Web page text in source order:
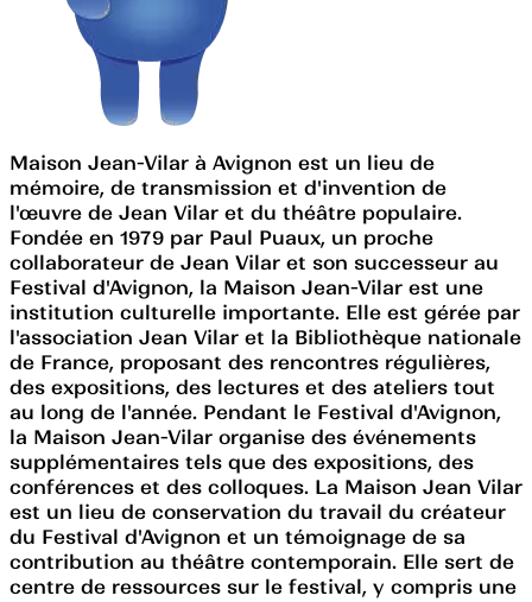
Maison Jean-Vilar à Avignon est un lieu de
mémoire, de transmission et d'invention de
l'œuvre de Jean Vilar et du théâtre populaire.
Fondée en 1979 par Paul Puaux, un proche
collaborateur de Jean Vilar et son successeur au
Festival d'Avignon, la Maison Jean-Vilar est une
institution culturelle importante. Elle est gérée par
l'association Jean Vilar et la Bibliothèque nationale
de France, proposant des rencontres régulières,
des expositions, des lectures et des ateliers tout
au long de l'année. Pendant le Festival d'Avignon,
la Maison Jean-Vilar organise des événements
supplémentaires tels que des expositions, des
conférences et des colloques. La Maison Jean Vilar
est un lieu de conservation du travail du créateur
du Festival d'Avignon et un témoignage de sa
contribution au théâtre contemporain. Elle sert de
centre de ressources sur le festival, y compris une